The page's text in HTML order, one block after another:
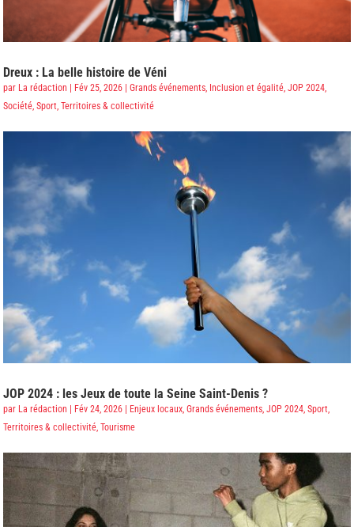
Dreux : La belle histoire de Véni
par La rédaction Fév 25, 2026 |Grands événements, Inclusion et égalité,JOP 2024,
Société,Sport,Territoires & collectivité
JOP 2024 : les Jeux de toute la Seine Saint-Denis ?
par La rédaction | Fév 24, 2026 | Enjeux locaux ,Grands événements ,JOP 2024 ,Sport
Territoires & collectivité ,Tourisme